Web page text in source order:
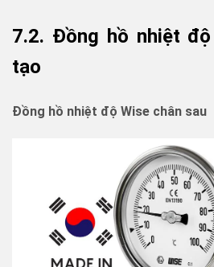
7.2. Đồng hồ nhiệt
tạo
Đồng hồ nhiệt độ Wise chân sau